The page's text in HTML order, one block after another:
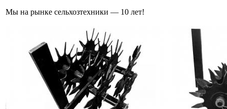
Мы на рынке сельхозтехники — 10 лет!